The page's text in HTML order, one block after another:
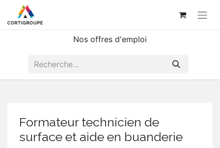
Nos offres d'emploi
Formateur technicien de
surface et aide en buanderie